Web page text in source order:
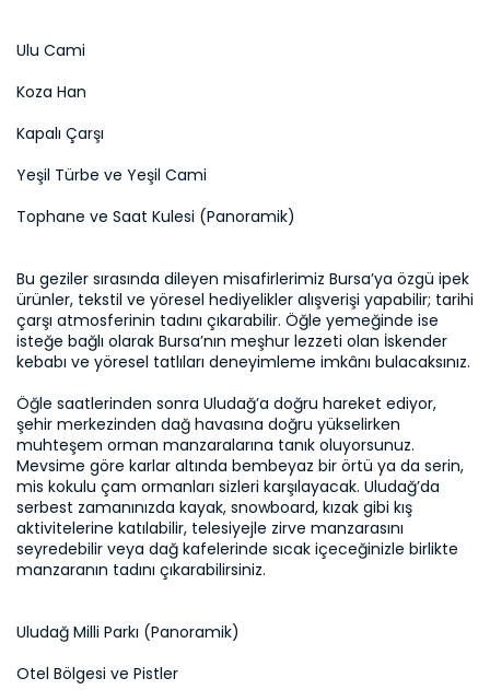
Ulu Cami
Koza Han
Kapalı Çarşı
Yeşil Türbe ve Yeşil Cami
Tophane ve Saat Kulesi (Panoramik)
Bu geziler sırasında dileyen misafirlerimiz Bursa’ya özgü ipek
ürünler, tekstil ve yöresel hediyelikler alışverişi yapabilir; tarihi
çarşı atmosferinin tadını çıkarabilir. Öğle yemeğinde ise
isteğe bağlı olarak Bursa’nın meşhur lezzeti olan İskender
kebabı ve yöresel tatlıları deneyimleme imkânı bulacaksınız.
Öğle saatlerinden sonra Uludağ’a doğru hareket ediyor,
şehir merkezinden dağ havasına doğru yükselirken
muhteşem orman manzaralarına tanık oluyorsunuz.
Mevsime göre karlar altında bembeyaz bir örtü ya da serin,
mis kokulu çam ormanları sizleri karşılayacak. Uludağ’da
serbest zamanınızda kayak, snowboard, kızak gibi kış
aktivitelerine katılabilir, telesiyejle zirve manzarasını
seyredebilir veya dağ kafelerinde sıcak içeceğinizle birlikte
manzaranın tadını çıkarabilirsiniz.
Uludağ Milli Parkı (Panoramik)
Otel Bölgesi ve Pistler